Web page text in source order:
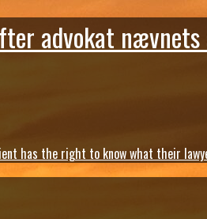
advokat
has the right to know what their